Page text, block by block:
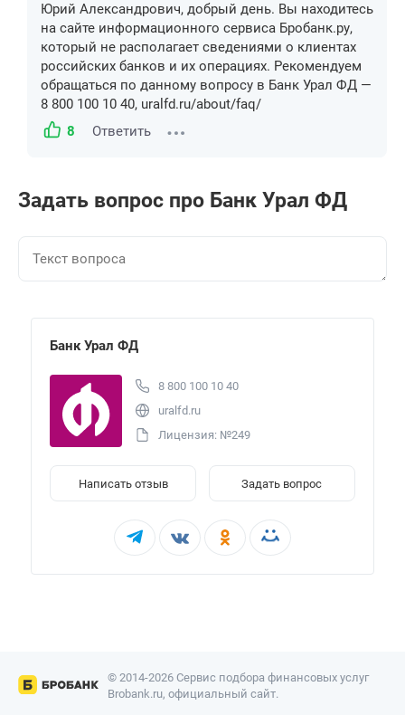
Юрий Александрович, добрый день. Вы находитесь
на сайте информационного сервиса Бробанк.ру,
который не располагает сведениями о клиентах
российских банков и их операциях. Рекомендуем
обращаться по данному вопросу в Банк Урал ФД —
8 800 100 10 40, uralfd.ru/about/faq/
8
Ответить
Задать вопрос про Банк Урал ФД
Банк Урал ФД
8 800 100 10 40
uralfd.ru
Лицензия: №249
Написать отзыв Задать вопрос
© 2014-2026 Сервис подбора финансовых услуг
Brobank.ru, официальный сайт.